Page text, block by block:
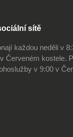
sítě
každou neděli v
Červeném kostele.
v 9:00 v